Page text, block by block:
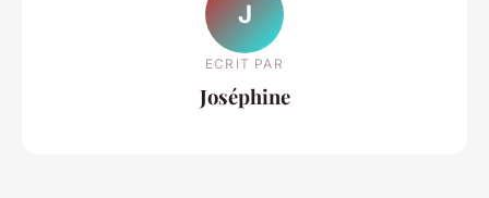
J
ECRIT PAR
Joséphine